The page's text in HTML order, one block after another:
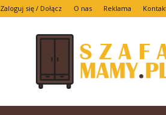
Zaloguj się / Dołącz O nas Reklama